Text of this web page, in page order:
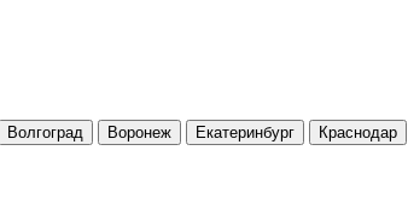
Волгоград Воронеж Екатеринбург Краснодар